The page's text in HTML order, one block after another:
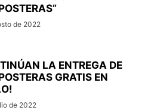
de 2022
LA ENTREGA DE
GRATIS EN
de 2022